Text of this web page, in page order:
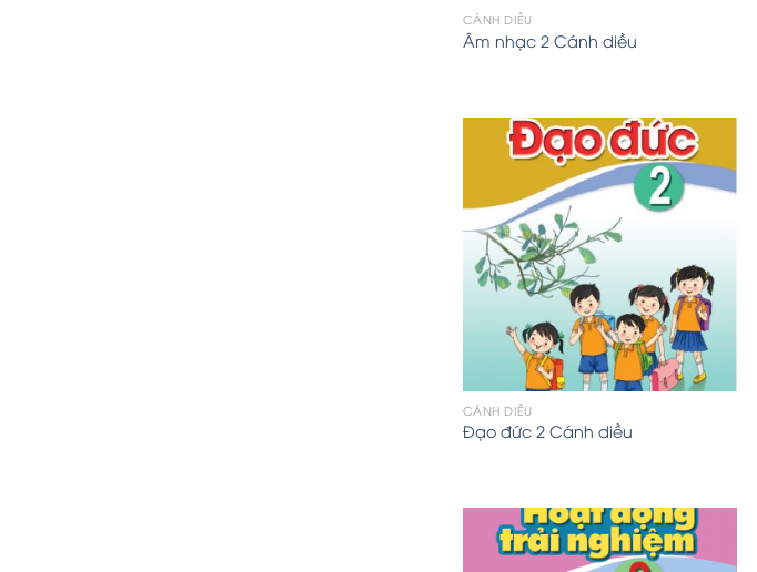
CÁNH DIỀU
Âm nhạc 2 Cánh diều
CÁNH DIỀU
Đạo đức 2 Cánh diều